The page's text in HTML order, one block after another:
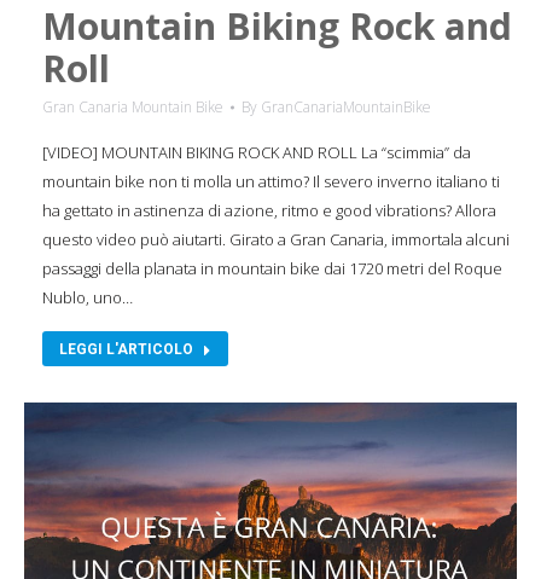
Mountain Biking Rock and
Roll
Gran Canaria Mountain Bike By GranCanariaMountainBike
[VIDEO] MOUNTAIN BIKING ROCK AND ROLL La “scimmia” da
mountain bike non ti molla un attimo? Il severo inverno italiano ti
ha gettato in astinenza di azione, ritmo e good vibrations? Allora
questo video può aiutarti. Girato a Gran Canaria, immortala alcuni
passaggi della planata in mountain bike dai 1720 metri del Roque
Nublo, uno…
LEGGI L'ARTICOLO